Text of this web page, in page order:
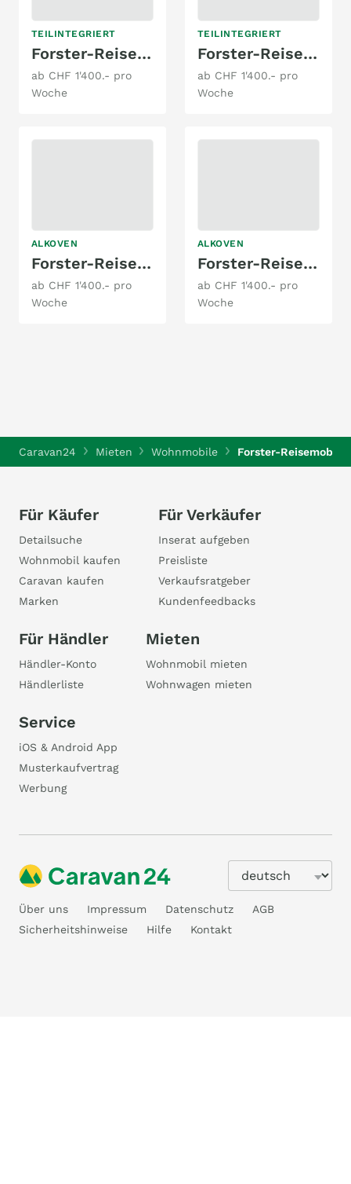
TEILINTEGRIERT
Forster-Reisemobile T 745 EB
ab CHF 1'400.- pro
Woche
TEILINTEGRIERT
Forster-Reisemobile T 669 EB
ab CHF 1'400.- pro
Woche
ALKOVEN
Forster-Reisemobile A 699 EB
ab CHF 1'400.- pro
Woche
ALKOVEN
Forster-Reisemobile A 699 DVB
ab CHF 1'400.- pro
Woche
Caravan24 Mieten Wohnmobile Forster-Reisemobile
Für Käufer
Detailsuche
Wohnmobil kaufen
Caravan kaufen
Marken
Für Verkäufer
Inserat aufgeben
Preisliste
Verkaufsratgeber
Kundenfeedbacks
Für Händler
Händler-Konto
Händlerliste
Mieten
Wohnmobil mieten
Wohnwagen mieten
Service
iOS & Android App
Musterkaufvertrag
Werbung
Über uns Impressum Datenschutz
AGB
Sicherheitshinweise
Hilfe Kontakt